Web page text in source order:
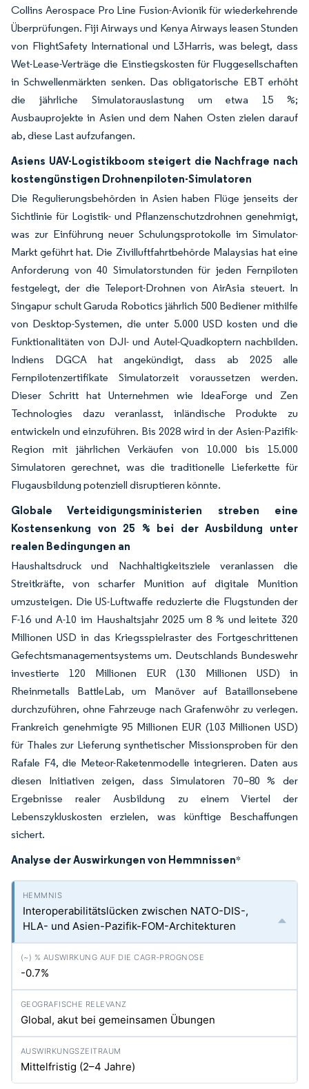
Collins Aerospace Pro Line Fusion-Avionik für wiederkehrende
Überprüfungen. Fiji Airways und Kenya Airways leasen Stunden
von FlightSafety International und L3Harris, was belegt, dass
Wet-Lease-Verträge die Einstiegskosten für Fluggesellschaften
in Schwellenmärkten senken. Das obligatorische EBT erhöht
die jährliche Simulatorauslastung um etwa 15 %;
Ausbauprojekte in Asien und dem Nahen Osten zielen darauf
ab, diese Last aufzufangen.
Asiens UAV-Logistikboom steigert die Nachfrage nach
kostengünstigen Drohnenpiloten-Simulatoren
Die Regulierungsbehörden in Asien haben Flüge jenseits der
Sichtlinie für Logistik- und Pflanzenschutzdrohnen genehmigt,
was zur Einführung neuer Schulungsprotokolle im Simulator-
Markt geführt hat. Die Zivilluftfahrtbehörde Malaysias hat eine
Anforderung von 40 Simulatorstunden für jeden Fernpiloten
festgelegt, der die Teleport-Drohnen von AirAsia steuert. In
Singapur schult Garuda Robotics jährlich 500 Bediener mithilfe
von Desktop-Systemen, die unter 5.000 USD kosten und die
Funktionalitäten von DJI- und Autel-Quadkoptern nachbilden.
Indiens DGCA hat angekündigt, dass ab 2025 alle
Fernpilotenzertifikate Simulatorzeit voraussetzen werden.
Dieser Schritt hat Unternehmen wie IdeaForge und Zen
Technologies dazu veranlasst, inländische Produkte zu
entwickeln und einzuführen. Bis 2028 wird in der Asien-Pazifik-
Region mit jährlichen Verkäufen von 10.000 bis 15.000
Simulatoren gerechnet, was die traditionelle Lieferkette für
Flugausbildung potenziell disruptieren könnte.
Globale Verteidigungsministerien streben eine
Kostensenkung von 25 % bei der Ausbildung unter
realen Bedingungen an
Haushaltsdruck und Nachhaltigkeitsziele veranlassen die
Streitkräfte, von scharfer Munition auf digitale Munition
umzusteigen. Die US-Luftwaffe reduzierte die Flugstunden der
F-16 und A-10 im Haushaltsjahr 2025 um 8 % und leitete 320
Millionen USD in das Kriegsspielraster des Fortgeschrittenen
Gefechtsmanagementsystems um. Deutschlands Bundeswehr
investierte 120 Millionen EUR (130 Millionen USD) in
Rheinmetalls BattleLab, um Manöver auf Bataillonsebene
durchzuführen, ohne Fahrzeuge nach Grafenwöhr zu verlegen.
Frankreich genehmigte 95 Millionen EUR (103 Millionen USD)
für Thales zur Lieferung synthetischer Missionsproben für den
Rafale F4, die Meteor-Raketenmodelle integrieren. Daten aus
diesen Initiativen zeigen, dass Simulatoren 70–80 % der
Ergebnisse realer Ausbildung zu einem Viertel der
Lebenszykluskosten erzielen, was künftige Beschaffungen
sichert.
Analyse der Auswirkungen von Hemmnissen*
Interoperabilitätslücken zwischen NATO-DIS-,
HLA- und Asien-Pazifik-FOM-Architekturen
-0.7%
Global, akut bei gemeinsamen Übungen
Mittelfristig (2–4 Jahre)